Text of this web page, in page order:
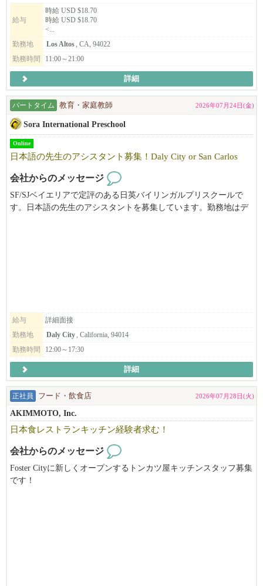
給与
時給 USD $18.70
時給 USD $18.70
<...
勤務地
Los Altos, CA, 94022
勤務時間
11:00～21:00
詳細
パートタイム 教育・家庭教師 2026年07月24日(金)
Sora International Preschool
Online
日本語の先生のアシスタント募集！Daly City or San Carlos
会社からのメッセージ
SF/SJベイエリアで定評のある日英バイリンガルプリスクールで
す。日本語の先生のアシスタントを募集しています。勤務地はデ
給与
詳細面接
勤務地
Daly City, California, 94014
勤務時間
12:00～17:30
詳細
正社員 フード・飲食店 2026年07月28日(火)
AKIMMOTO, Inc.
日本食レストランキッチン経験者求む！
会社からのメッセージ
Foster Cityに新しくオープンするトンカツ屋キッチンスタッフ募集
です！